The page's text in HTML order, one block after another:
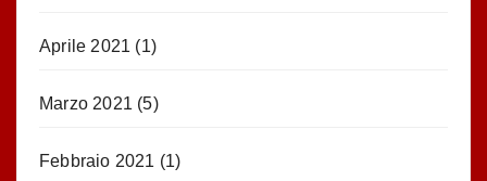
Aprile 2021 (1)
Marzo 2021 (5)
Febbraio 2021 (1)